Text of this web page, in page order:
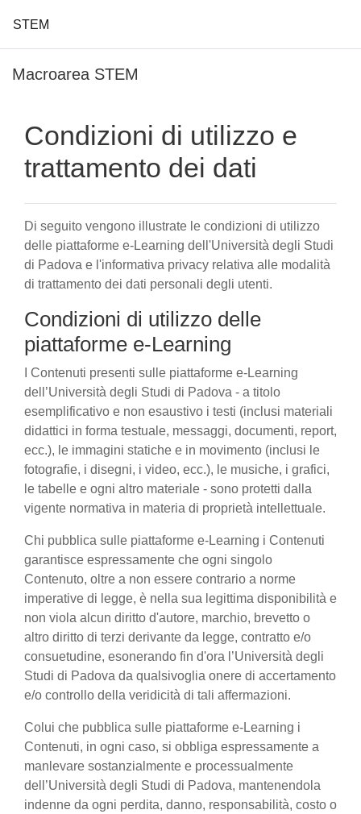
STEM
Macroarea STEM
Condizioni di utilizzo e
trattamento dei dati
Di seguito vengono illustrate le condizioni di utilizzo
delle piattaforme e-Learning dell'Università degli Studi
di Padova e l'informativa privacy relativa alle modalità
di trattamento dei dati personali degli utenti.
Condizioni di utilizzo delle
piattaforme e-Learning
I Contenuti presenti sulle piattaforme e-Learning
dell’Università degli Studi di Padova - a titolo
esemplificativo e non esaustivo i testi (inclusi materiali
didattici in forma testuale, messaggi, documenti, report,
ecc.), le immagini statiche e in movimento (inclusi le
fotografie, i disegni, i video, ecc.), le musiche, i grafici,
le tabelle e ogni altro materiale - sono protetti dalla
vigente normativa in materia di proprietà intellettuale.
Chi pubblica sulle piattaforme e-Learning i Contenuti
garantisce espressamente che ogni singolo
Contenuto, oltre a non essere contrario a norme
imperative di legge, è nella sua legittima disponibilità e
non viola alcun diritto d'autore, marchio, brevetto o
altro diritto di terzi derivante da legge, contratto e/o
consuetudine, esonerando fin d'ora l’Università degli
Studi di Padova da qualsivoglia onere di accertamento
e/o controllo della veridicità di tali affermazioni.
Colui che pubblica sulle piattaforme e-Learning i
Contenuti, in ogni caso, si obbliga espressamente a
manlevare sostanzialmente e processualmente
dell’Università degli Studi di Padova, mantenendola
indenne da ogni perdita, danno, responsabilità, costo o